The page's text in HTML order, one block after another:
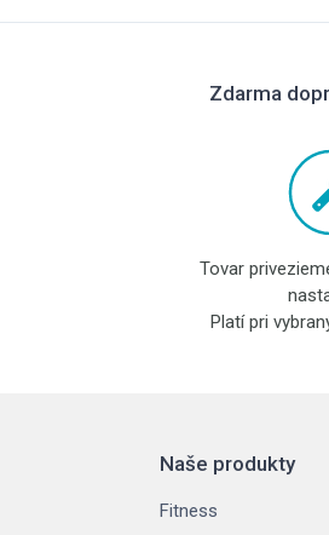
Zdarma
Tovar
Platí pri
Naše produkty
Fitness